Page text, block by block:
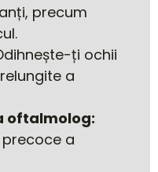
precum
ți ochii
a
oftalmolog:
a